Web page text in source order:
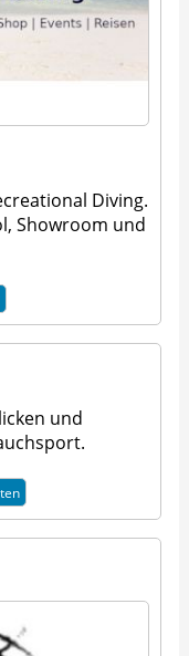
Diving.
Showroom und
und